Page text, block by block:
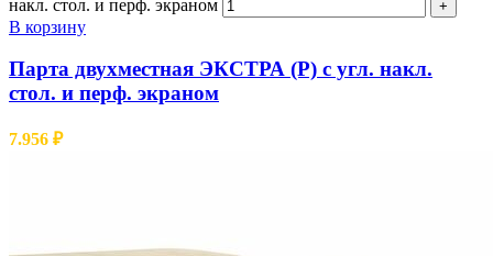
накл. стол. и перф. экраном
+
В корзину
Парта двухместная ЭКСТРА (Р) с угл. накл.
стол. и перф. экраном
7.956 ₽